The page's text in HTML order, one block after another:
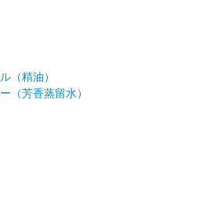
（精油）
（芳香蒸留水）